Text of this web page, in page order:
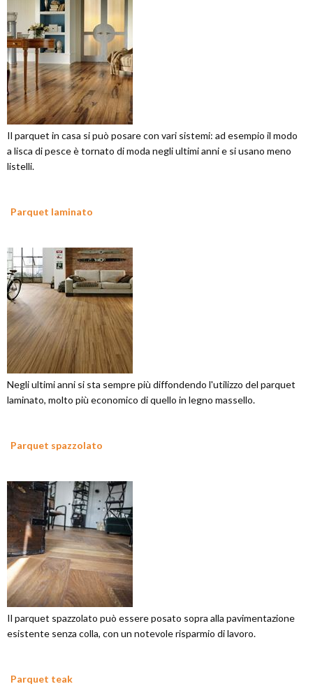
Il parquet in casa si può posare con vari sistemi: ad esempio il modo
a lisca di pesce è tornato di moda negli ultimi anni e si usano meno
listelli.
Parquet laminato
Negli ultimi anni si sta sempre più diffondendo l'utilizzo del parquet
laminato, molto più economico di quello in legno massello.
Parquet spazzolato
Il parquet spazzolato può essere posato sopra alla pavimentazione
esistente senza colla, con un notevole risparmio di lavoro.
Parquet teak